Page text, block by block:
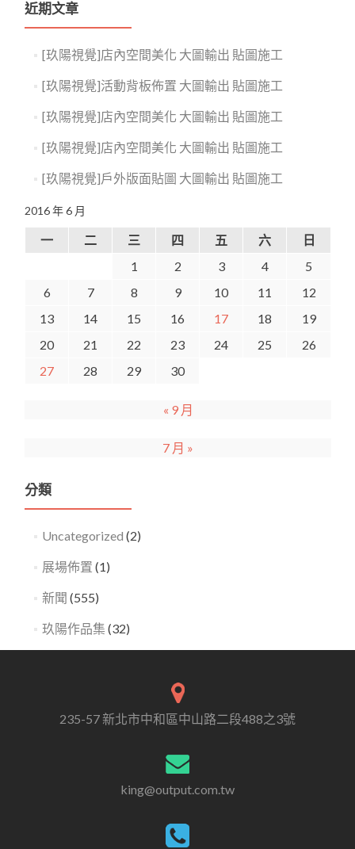
近期文章
[玖陽視覺]店內空間美化 大圖輸出 貼圖施工
[玖陽視覺]活動背板佈置 大圖輸出 貼圖施工
[玖陽視覺]店內空間美化 大圖輸出 貼圖施工
[玖陽視覺]店內空間美化 大圖輸出 貼圖施工
[玖陽視覺]戶外版面貼圖 大圖輸出 貼圖施工
2016 年 6 月
一 二 三 四 五 六
日
1
2 3 4
5
6
7 8 9 10 11
12
13
14 15 16 17 18
19
20
21 22 23 24 25
26
27
28 29 30
« 9 月
7 月 »
分類
Uncategorized (2)
展場佈置 (1)
新聞 (555)
玖陽作品集 (32)
235-57 新北市中和區中山路二段488之3號
king@output.com.tw